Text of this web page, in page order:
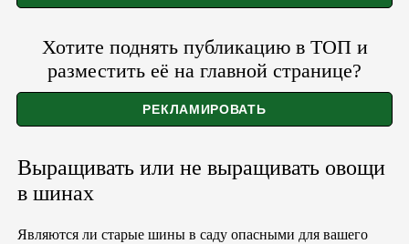
Хотите поднять публикацию в ТОП и
разместить её на главной странице?
Выращивать или не выращивать овощи
в шинах
Являются ли старые шины в саду опасными для вашего